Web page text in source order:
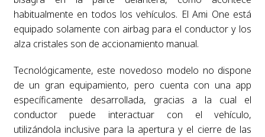
habitualmente en todos los vehículos. El Ami One está
equipado solamente con airbag para el conductor y los
alza cristales son de accionamiento manual.
Tecnológicamente, este novedoso modelo no dispone
de un gran equipamiento, pero cuenta con una app
específicamente desarrollada, gracias a la cual el
conductor puede interactuar con el vehículo,
utilizándola inclusive para la apertura y el cierre de las